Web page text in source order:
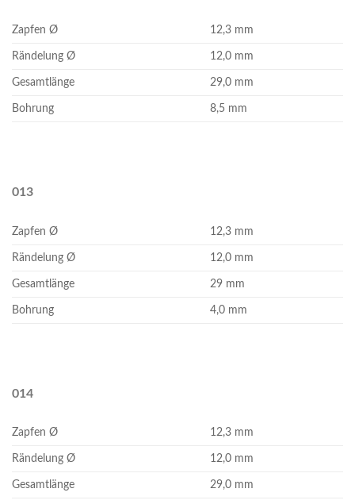
Zapfen Ø 12,3 mm
Rändelung Ø 12,0 mm
Gesamtlänge 29,0 mm
Bohrung 8,5 mm
013
Zapfen Ø 12,3 mm
Rändelung Ø 12,0 mm
Gesamtlänge 29 mm
Bohrung 4,0 mm
014
Zapfen Ø 12,3 mm
Rändelung Ø 12,0 mm
Gesamtlänge 29,0 mm